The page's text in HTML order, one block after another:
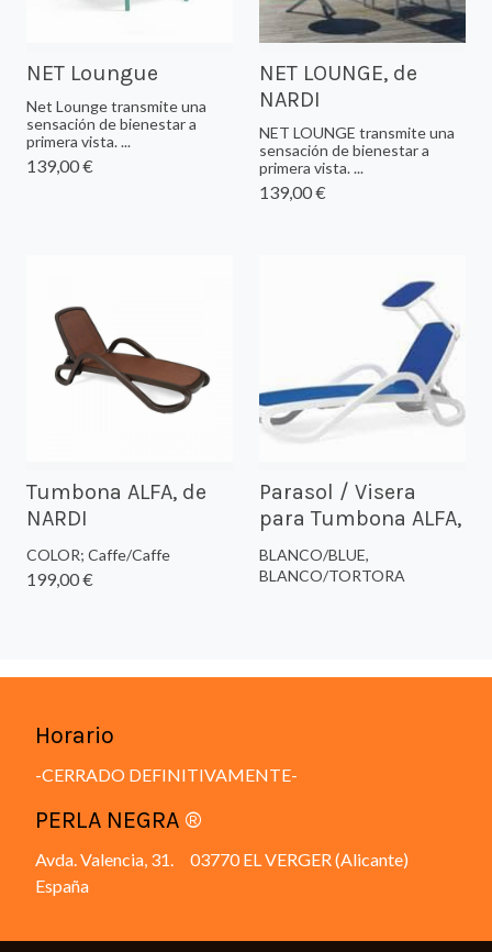
NET Loungue
Net Lounge transmite una
sensación de bienestar a
primera vista. ...
139,00 €
NET LOUNGE, de
NARDI
NET LOUNGE transmite una
sensación de bienestar a
primera vista. ...
139,00 €
Tumbona ALFA, de
NARDI
COLOR; Caffe/Caffe
199,00 €
Parasol / Visera
para Tumbona ALFA,
BLANCO/BLUE,
BLANCO/TORTORA
Horario
-CERRADO DEFINITIVAMENTE-
PERLA NEGRA ®
Avda. Valencia, 31. 03770 EL VERGER (Alicante)
España